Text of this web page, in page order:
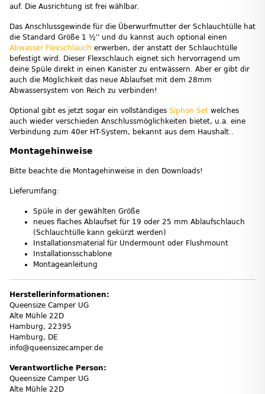
auf. Die Ausrichtung ist frei wählbar.
Das Anschlussgewinde für die Überwurfmutter der Schlauchtülle hat
die Standard Größe 1 ½'' und du kannst auch optional einen
Abwasser Flexschlauch erwerben, der anstatt der Schlauchtülle
befestigt wird. Dieser Flexschlauch eignet sich hervorragend um
deine Spüle direkt in einen Kanister zu entwässern. Aber er gibt dir
auch die Möglichkeit das neue Ablaufset mit dem 28mm
Abwassersystem von Reich zu verbinden!
Optional gibt es jetzt sogar ein vollständiges Siphon Set welches
auch wieder verschieden Anschlussmöglichkeiten bietet, u.a. eine
Verbindung zum 40er HT-System, bekannt aus dem Haushalt..
Montagehinweise
Bitte beachte die Montagehinweise in den Downloads!
Lieferumfang:
Spüle in der gewählten Größe
neues flaches Ablaufset für 19 oder 25 mm Ablaufschlauch
(Schlauchtülle kann gekürzt werden)
Installationsmaterial für Undermount oder Flushmount
Installationsschablone
Montageanleitung
Herstellerinformationen:
Queensize Camper UG
Alte Mühle 22D
Hamburg, 22395
Hamburg, DE
info@queensizecamper.de
Verantwortliche Person:
Queensize Camper UG
Alte Mühle 22D